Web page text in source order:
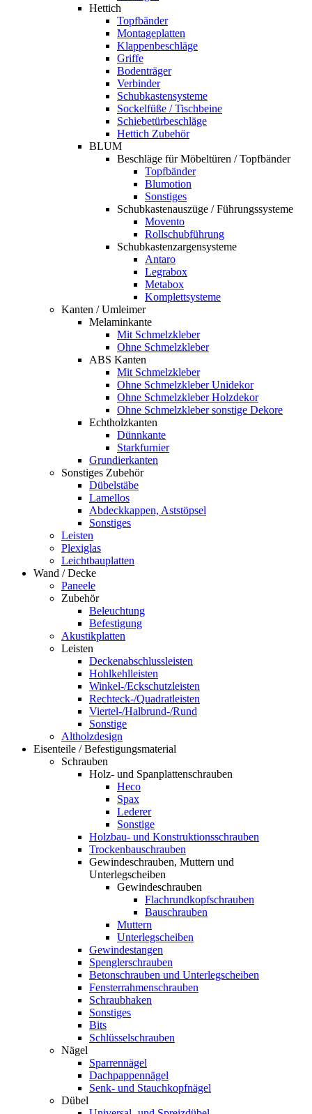
Hettich
Topfbänder
Montageplatten
Klappenbeschläge
Griffe
Bodenträger
Verbinder
Schubkastensysteme
Sockelfüße / Tischbeine
Schiebetürbeschläge
Hettich Zubehör
BLUM
Beschläge für Möbeltüren / Topfbänder
Topfbänder
Blumotion
Sonstiges
Schubkastenauszüge / Führungssysteme
Movento
Rollschubführung
Schubkastenzargensysteme
Antaro
Legrabox
Metabox
Komplettsysteme
Kanten / Umleimer
Melaminkante
Mit Schmelzkleber
Ohne Schmelzkleber
ABS Kanten
Mit Schmelzkleber
Ohne Schmelzkleber Unidekor
Ohne Schmelzkleber Holzdekor
Ohne Schmelzkleber sonstige Dekore
Echtholzkanten
Dünnkante
Starkfurnier
Grundierkanten
Sonstiges Zubehör
Dübelstäbe
Lamellos
Abdeckkappen, Aststöpsel
Sonstiges
Leisten
Plexiglas
Leichtbauplatten
Wand / Decke
Paneele
Zubehör
Beleuchtung
Befestigung
Akustikplatten
Leisten
Deckenabschlussleisten
Hohlkehlleisten
Winkel-/Eckschutzleisten
Rechteck-/Quadratleisten
Viertel-/Halbrund-/Rund
Sonstige
Altholzdesign
Eisenteile / Befestigungsmaterial
Schrauben
Holz- und Spanplattenschrauben
Heco
Spax
Lederer
Sonstige
Holzbau- und Konstruktionsschrauben
Trockenbauschrauben
Gewindeschrauben, Muttern und
Unterlegscheiben
Gewindeschrauben
Flachrundkopfschrauben
Bauschrauben
Muttern
Unterlegscheiben
Gewindestangen
Spenglerschrauben
Betonschrauben und Unterlegscheiben
Fensterrahmenschrauben
Schraubhaken
Sonstiges
Bits
Schlüsselschrauben
Nägel
Sparrennägel
Dachpappennägel
Senk- und Stauchkopfnägel
Dübel